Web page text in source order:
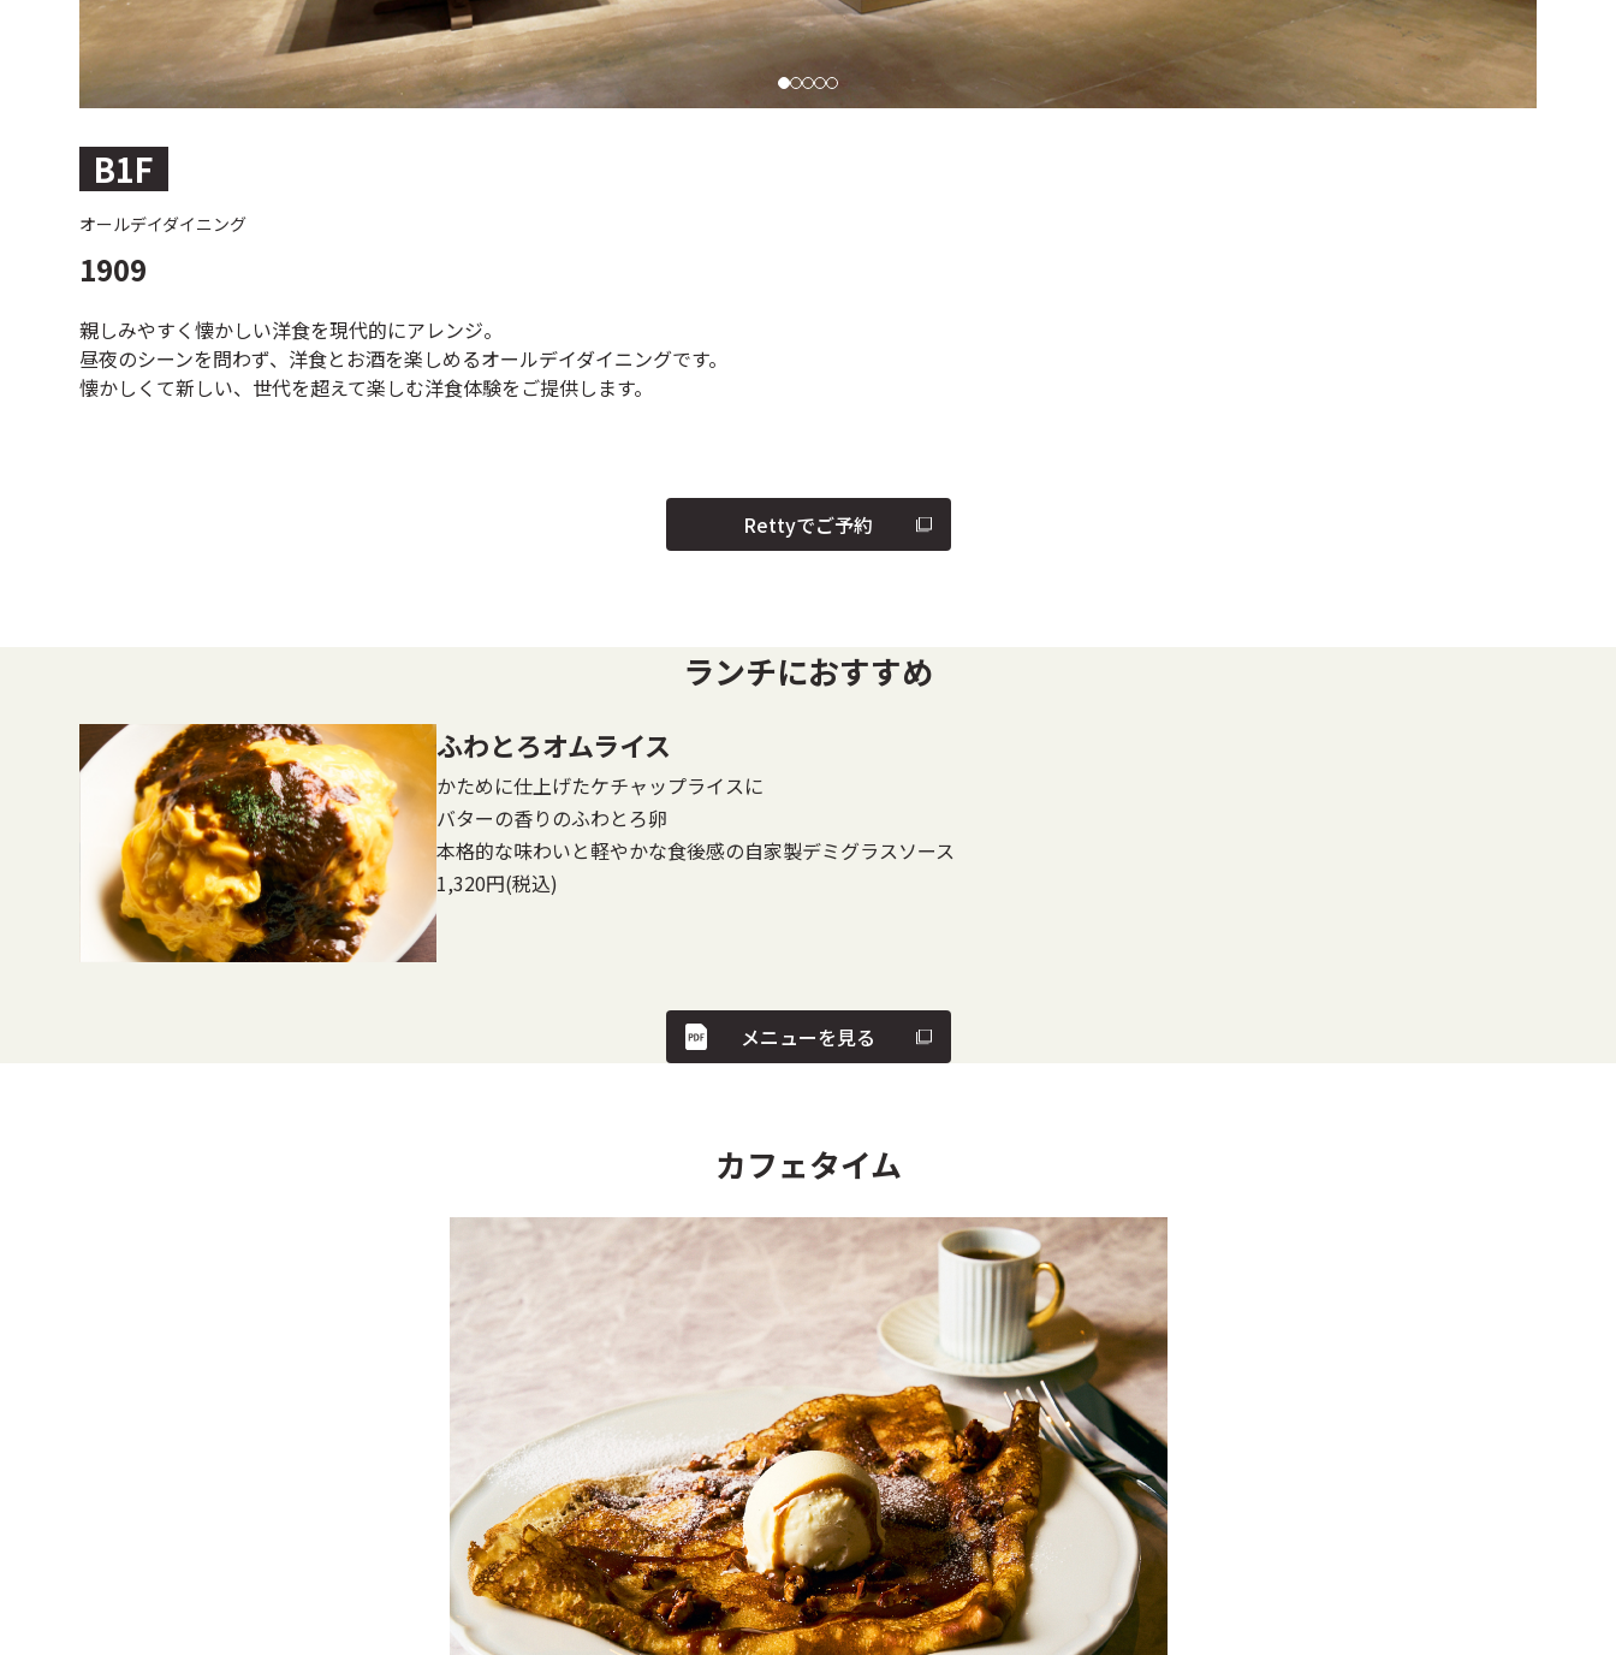
B1F
オールデイダイニング
1909
親しみやすく懐かしい洋食を現代的にアレンジ。
昼夜のシーンを問わず、洋食とお酒を楽しめるオールデイダイニングです。
懐かしくて新しい、世代を超えて楽しむ洋食体験をご提供します。
Rettyでご予約
ランチにおすすめ
ふわとろオムライス
かために仕上げたケチャップライスに
バターの香りのふわとろ卵
本格的な味わいと軽やかな食後感の自家製デミグラスソース
1,320円(税込)
メニューを見る
カフェタイム